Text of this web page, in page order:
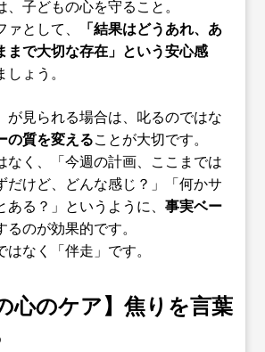
、子どもの心を守ること。
として、
「結果はどうあれ、あ
まで大切な存在」という安心感
ょう。
が見られる場合は、叱るのではな
の質を変えることが大切です。
なく、「今週の計画、ここまでは
だけど、どんな感じ？」「何かサ
ある？」というように、事実ベー
るのが効果的です。
なく「伴走」です。
心のケア】焦りを言葉